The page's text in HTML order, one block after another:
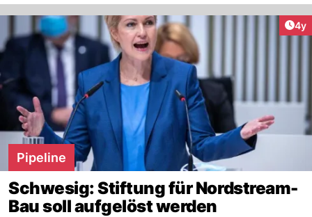
4y
Pipeline
Schwesig: Stiftung für Nordstream-
Bau soll aufgelöst werden